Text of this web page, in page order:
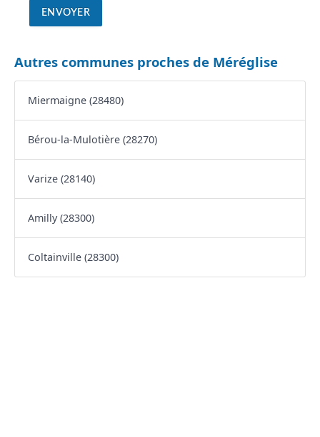
Autres communes proches de Méréglise
Miermaigne (28480)
Bérou-la-Mulotière (28270)
Varize (28140)
Amilly (28300)
Coltainville (28300)